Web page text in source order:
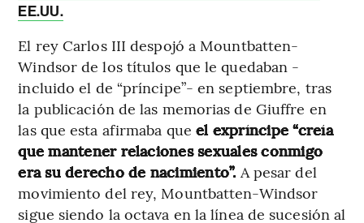
EE.UU.
El rey Carlos III despojó a Mountbatten-
Windsor de los títulos que le quedaban -
incluido el de “príncipe”- en septiembre, tras
la publicación de las memorias de Giuffre en
las que esta afirmaba que el expríncipe “creía
que mantener relaciones sexuales conmigo
era su derecho de nacimiento”. A pesar del
movimiento del rey, Mountbatten-Windsor
sigue siendo la octava en la línea de sucesión al